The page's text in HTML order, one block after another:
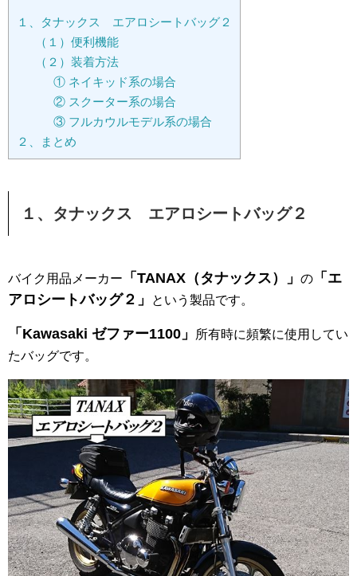
１、タナックス エアロシートバッグ２
（１）便利機能
（２）装着方法
① ネイキッド系の場合
② スクーター系の場合
③ フルカウルモデル系の場合
２、まとめ
１、タナックス エアロシートバッグ２
バイク用品メーカー 「TANAX（タナックス）」 の 「エ
アロシートバッグ２」
という製品です。
「Kawasaki ゼファー1100」
所有時に頻繁に使用してい
たバッグです。